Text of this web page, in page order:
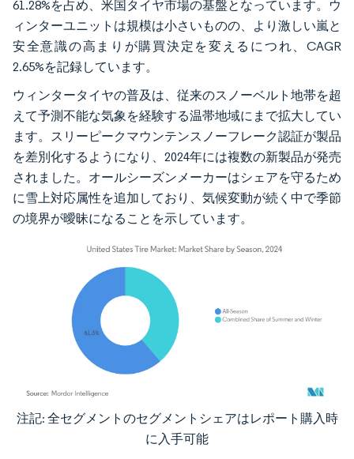
61.28%を占め、米国タイヤ市場の基盤となっています。ウ
ィンターユニットは規模は小さいものの、より激しい嵐と
安全意識の高まりが購買決定を変えるにつれ、CAGR
2.65%を記録しています。
ウィンタータイヤの普及は、従来のスノーベルト地帯を超
えて予測不能な気象を経験する温帯地域にまで拡大してい
ます。スリーピークマウンテンスノーフレーク認証が製品
を差別化するようになり、2024年には複数の新製品が発売
されました。オールシーズンメーカーはシェアを守るため
に雪上対応属性を追加しており、気候変動が続く中で季節
の境界が曖昧になることを示しています。
画像 © Mordor Intelligence。再利用にはCC BY 4.0の表示が必要です。
注記: 全セグメントのセグメントシェアはレポート購入時
に入手可能